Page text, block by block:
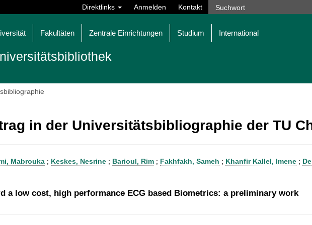
Direktlinks Anmelden Kontakt
Fakultäten Zentrale Einrichtungen Studium International
in der Universitätsbibliographie der TU
Mabrouka ; Keskes, Nesrine ; Barioul, Rim ; Fakhfakh, Sameh ; Khanfir Kallel, Imene ;
a low cost, high performance ECG based Biometrics: a preliminary work